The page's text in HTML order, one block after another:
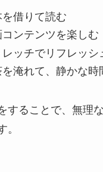
借りて読む
ンテンツを楽しむ
ッチでリフレッシ
淹れて、静かな時
することで、無理
。